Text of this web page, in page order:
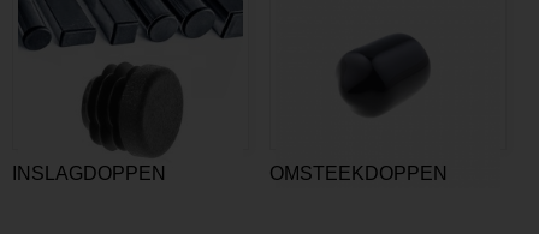
INSLAGDOPPEN OMSTEEKDOPPEN